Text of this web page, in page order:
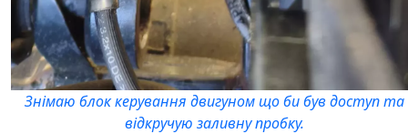
Знімаю блок керування двигуном що би був доступ та
відкручую заливну пробку.